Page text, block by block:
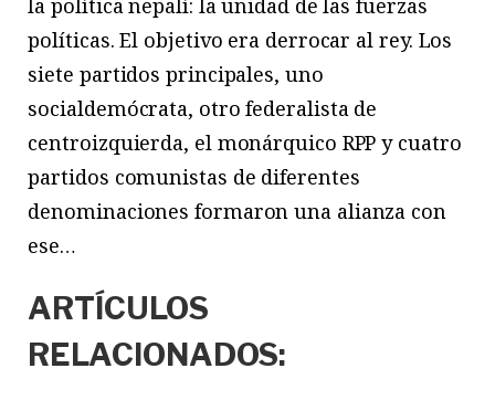
políticas. El objetivo era derrocar al rey. Los
siete partidos principales, uno
socialdemócrata, otro federalista de
centroizquierda, el monárquico RPP y cuatro
partidos comunistas de diferentes
denominaciones formaron una alianza con
ese…
ARTÍCULOS
RELACIONADOS: